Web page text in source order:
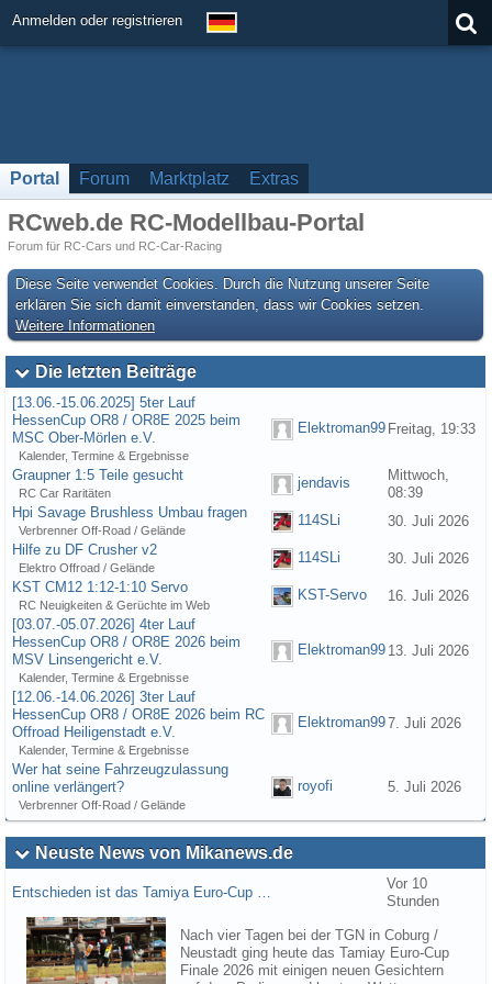
Anmelden oder registrieren
Portal Forum Marktplatz Extras
RCweb.de RC-Modellbau-Portal
Forum für RC-Cars und RC-Car-Racing
Diese Seite verwendet Cookies. Durch die Nutzung unserer Seite
erklären Sie sich damit einverstanden, dass wir Cookies setzen.
Weitere Informationen
Die letzten Beiträge
[13.06.-15.06.2025] 5ter Lauf
HessenCup OR8 / OR8E 2025 beim
MSC Ober-Mörlen e.V.
Kalender, Termine & Ergebnisse
Elektroman99 Freitag, 19:33
Graupner 1:5 Teile gesucht
RC Car Raritäten
jendavis
Mittwoch,
08:39
Hpi Savage Brushless Umbau fragen
Verbrenner Off-Road / Gelände
114SLi
30. Juli 2026
Hilfe zu DF Crusher v2
Elektro Offroad / Gelände
114SLi
30. Juli 2026
KST CM12 1:12-1:10 Servo
RC Neuigkeiten & Gerüchte im Web
KST-Servo
16. Juli 2026
[03.07.-05.07.2026] 4ter Lauf
HessenCup OR8 / OR8E 2026 beim
MSV Linsengericht e.V.
Kalender, Termine & Ergebnisse
Elektroman99 13. Juli 2026
[12.06.-14.06.2026] 3ter Lauf
HessenCup OR8 / OR8E 2026 beim RC
Offroad Heiligenstadt e.V.
Kalender, Termine & Ergebnisse
Elektroman997. Juli 2026
Wer hat seine Fahrzeugzulassung
online verlängert?
Verbrenner Off-Road / Gelände
royofi 5. Juli 2026
Neuste News von Mikanews.de
Entschieden ist das Tamiya Euro-Cup …
Vor 10
Stunden
Nach vier Tagen bei der TGN in Coburg /
Neustadt ging heute das Tamiay Euro-Cup
Finale 2026 mit einigen neuen Gesichtern